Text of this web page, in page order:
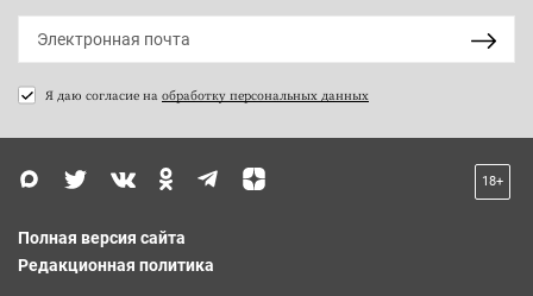
Я даю согласие на обработку персональных данных
18+
Полная версия сайта
Редакционная политика